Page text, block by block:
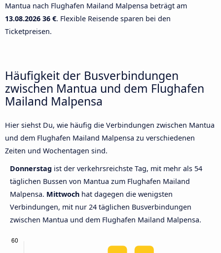
Mantua nach Flughafen Mailand Malpensa beträgt am
13.08.2026 36 €. Flexible Reisende sparen bei den
Ticketpreisen.
Häufigkeit der Busverbindungen
zwischen Mantua und dem Flughafen
Mailand Malpensa
Hier siehst Du, wie häufig die Verbindungen zwischen Mantua
und dem Flughafen Mailand Malpensa zu verschiedenen
Zeiten und Wochentagen sind.
Donnerstag ist der verkehrsreichste Tag, mit mehr als 54
täglichen Bussen von Mantua zum Flughafen Mailand
Malpensa. Mittwoch hat dagegen die wenigsten
Verbindungen, mit nur 24 täglichen Busverbindungen
zwischen Mantua und dem Flughafen Mailand Malpensa.